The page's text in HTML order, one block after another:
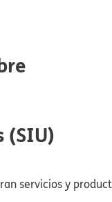
(SIU)​​
servicios y